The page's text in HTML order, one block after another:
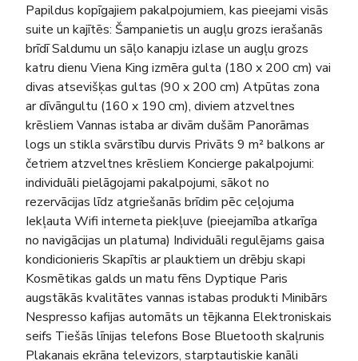
Papildus kopīgajiem pakalpojumiem, kas pieejami visās
suite un kajītēs: Šampanietis un augļu grozs ierašanās
brīdī Saldumu un sāļo kanapju izlase un augļu grozs
katru dienu Viena King izmēra gulta (180 x 200 cm) vai
divas atsevišķas gultas (90 x 200 cm) Atpūtas zona
ar dīvāngultu (160 x 190 cm), diviem atzveltnes
krēsliem Vannas istaba ar divām dušām Panorāmas
logs un stikla svārstību durvis Privāts 9 m² balkons ar
četriem atzveltnes krēsliem Koncierge pakalpojumi:
individuāli pielāgojami pakalpojumi, sākot no
rezervācijas līdz atgriešanās brīdim pēc ceļojuma
Iekļauta Wifi interneta piekļuve (pieejamība atkarīga
no navigācijas un platuma) Individuāli regulējams gaisa
kondicionieris Skapītis ar plauktiem un drēbju skapi
Kosmētikas galds un matu fēns Dyptique Paris
augstākās kvalitātes vannas istabas produkti Minibārs
Nespresso kafijas automāts un tējkanna Elektroniskais
seifs Tiešās līnijas telefons Bose Bluetooth skaļrunis
Plakanais ekrāna televizors, starptautiskie kanāli